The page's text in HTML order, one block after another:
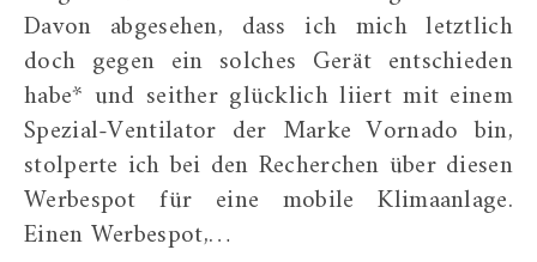
Davon abgesehen, dass ich mich letztlich
doch gegen ein solches Gerät entschieden
habe* und seither glücklich liiert mit einem
Spezial-Ventilator der Marke Vornado bin,
stolperte ich bei den Recherchen über diesen
Werbespot für eine mobile Klimaanlage.
Einen Werbespot,…